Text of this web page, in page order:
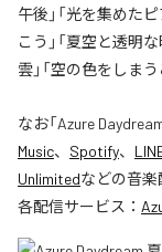
午後」「光を集めた
こう」「夏空と透明
雲」「空の色をしま
なお「Azure
Music、 Spotify、
Unlimitedなどの音楽
各配信サービス：